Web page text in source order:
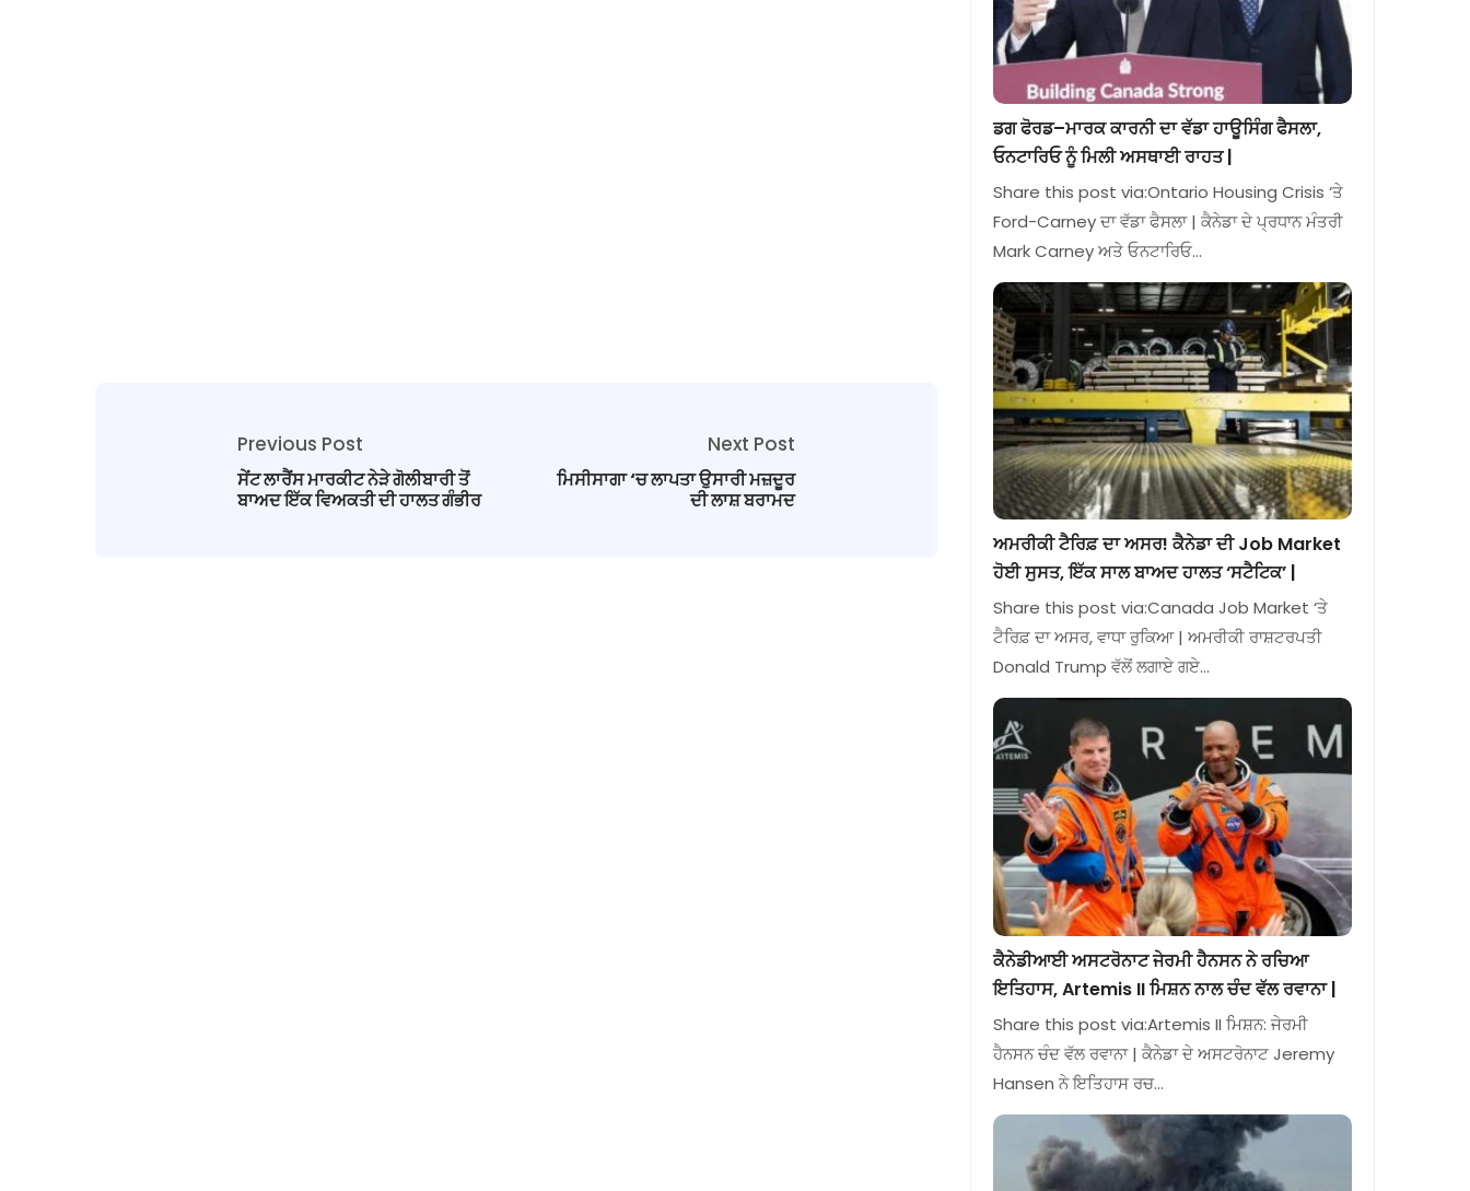
Previous Post
ਸੇਂਟ ਲਾਰੈਂਸ ਮਾਰਕੀਟ ਨੇੜੇ ਗੋਲੀਬਾਰੀ ਤੋਂ
ਬਾਅਦ ਇੱਕ ਵਿਅਕਤੀ ਦੀ ਹਾਲਤ ਗੰਭੀਰ
Next Post
ਮਿਸੀਸਾਗਾ ‘ਚ ਲਾਪਤਾ ਉਸਾਰੀ ਮਜ਼ਦੂਰ
ਦੀ ਲਾਸ਼ ਬਰਾਮਦ
ਡਗ ਫੋਰਡ–ਮਾਰਕ ਕਾਰਨੀ ਦਾ ਵੱਡਾ ਹਾਊਸਿੰਗ ਫੈਸਲਾ,
ਓਨਟਾਰਿਓ ਨੂੰ ਮਿਲੀ ਅਸਥਾਈ ਰਾਹਤ |
Share this post via:Ontario Housing Crisis ‘ਤੇ
Ford-Carney ਦਾ ਵੱਡਾ ਫੈਸਲਾ | ਕੈਨੇਡਾ ਦੇ ਪ੍ਰਧਾਨ ਮੰਤਰੀ
Mark Carney ਅਤੇ ਓਨਟਾਰਿਓ…
ਅਮਰੀਕੀ ਟੈਰਿਫ਼ ਦਾ ਅਸਰ! ਕੈਨੇਡਾ ਦੀ Job Market
ਹੋਈ ਸੁਸਤ, ਇੱਕ ਸਾਲ ਬਾਅਦ ਹਾਲਤ ‘ਸਟੈਟਿਕ’ |
Share this post via:Canada Job Market ‘ਤੇ
ਟੈਰਿਫ਼ ਦਾ ਅਸਰ, ਵਾਧਾ ਰੁਕਿਆ | ਅਮਰੀਕੀ ਰਾਸ਼ਟਰਪਤੀ
Donald Trump ਵੱਲੋਂ ਲਗਾਏ ਗਏ…
ਕੈਨੇਡੀਆਈ ਅਸਟਰੋਨਾਟ ਜੇਰਮੀ ਹੈਨਸਨ ਨੇ ਰਚਿਆ
ਇਤਿਹਾਸ, Artemis II ਮਿਸ਼ਨ ਨਾਲ ਚੰਦ ਵੱਲ ਰਵਾਨਾ |
Share this post via:Artemis II ਮਿਸ਼ਨ: ਜੇਰਮੀ
ਹੈਨਸਨ ਚੰਦ ਵੱਲ ਰਵਾਨਾ | ਕੈਨੇਡਾ ਦੇ ਅਸਟਰੋਨਾਟ Jeremy
Hansen ਨੇ ਇਤਿਹਾਸ ਰਚ…